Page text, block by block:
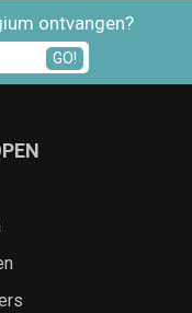
ontvangen?
GO!